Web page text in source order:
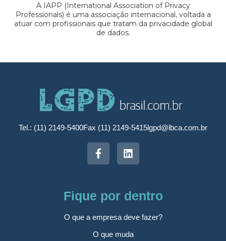
A IAPP (International Association of Privacy
Professionals) é uma associação internacional, voltada a
atuar com profissionais que tratam da privacidade global
de dados.
Tel.: (11) 2149-5400Fax (11) 2149-5415lgpd@lbca.com.br
Fique por dentro
O que a empresa deve fazer?
O que muda